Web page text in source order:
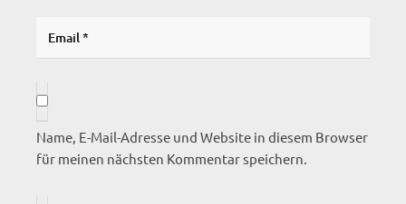
Name, E-Mail-Adresse und Website in diesem Browser
für meinen nächsten Kommentar speichern.